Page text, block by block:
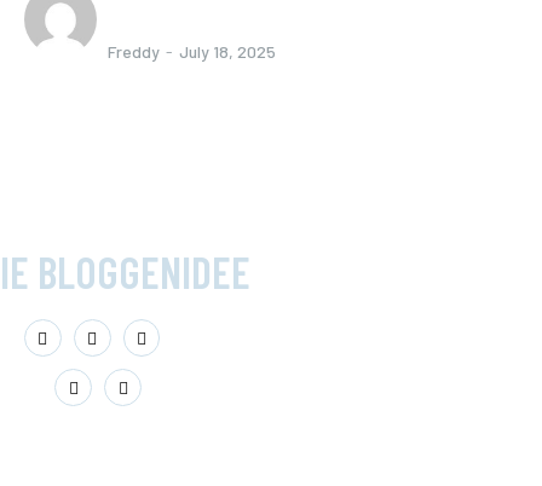
Freddy - July 18, 2025
BLOGGENIDEE